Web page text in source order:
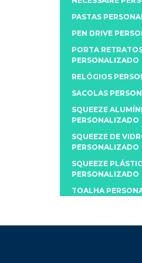
PASTAS
PEN DRIVE
PORTA
PERSONALIZADO
RELÓGIOS
SACOLAS
SQUEEZE
PERSONALIZADO
SQUEEZE DE
PERSONALIZADO
SQUEEZE
PERSONALIZADO
TOALHA